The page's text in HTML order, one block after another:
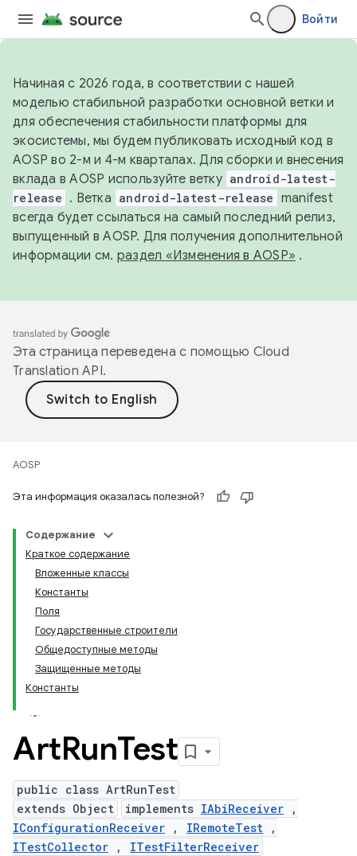
Войти
Начиная с 2026 года, в соответствии с нашей
моделью стабильной разработки основной ветки и
для обеспечения стабильности платформы для
экосистемы, мы будем публиковать исходный код в
AOSP во 2-м и 4-м кварталах. Для сборки и внесения
вклада в AOSP используйте ветку android-latest-
release . Ветка android-latest-release manifest
всегда будет ссылаться на самый последний релиз,
выпущенный в AOSP. Для получения дополнительной
информации см. раздел «Изменения в AOSP» .
Эта страница переведена с помощью Cloud
Translation API.
AOSP
Эта информация оказалась полезной?
Содержание
Краткое содержание
Вложенные классы
Константы
Поля
Государственные строители
Общедоступные методы
Защищенные методы
Константы
ArtRunTest
public class ArtRunTest
extends Object
implements IAbiReceiver ,
IConfigurationReceiver , IRemoteTest ,
ITestCollector , ITestFilterReceiver